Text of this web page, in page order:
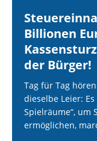
Billionen
der Bürger!
Tag für Tag
dieselbe Leier:
Spielräume“, um
ermöglichen,